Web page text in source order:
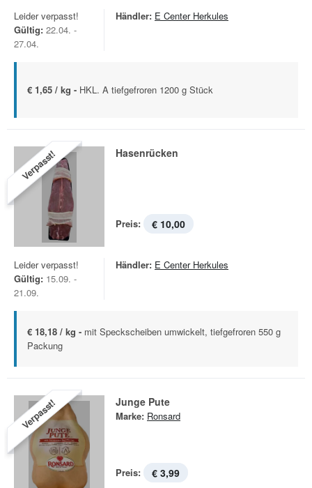
Leider verpasst!
Gültig: 22.04. -
27.04.
Händler: E Center Herkules
€ 1,65 / kg - HKL. A tiefgefroren 1200 g Stück
Verpasst! Hasenrücken
Preis: € 10,00
Leider verpasst!
Gültig: 15.09. -
21.09.
Händler: E Center Herkules
€ 18,18 / kg - mit Speckscheiben umwickelt, tiefgefroren 550 g
Packung
Verpasst! Junge Pute
Marke: Ronsard
Preis: € 3,99